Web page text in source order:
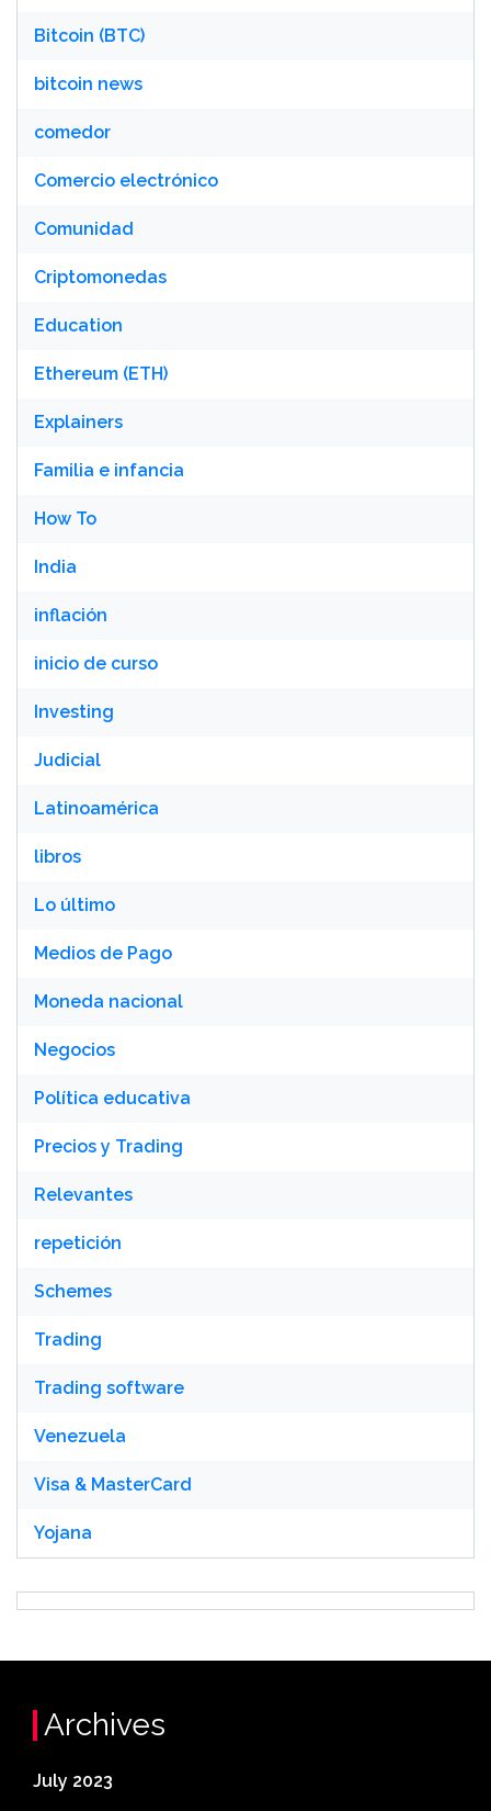
Bitcoin (BTC)
bitcoin news
comedor
Comercio electrónico
Comunidad
Criptomonedas
Education
Ethereum (ETH)
Explainers
Familia e infancia
How To
India
inflación
inicio de curso
Investing
Judicial
Latinoamérica
libros
Lo último
Medios de Pago
Moneda nacional
Negocios
Política educativa
Precios y Trading
Relevantes
repetición
Schemes
Trading
Trading software
Venezuela
Visa & MasterCard
Yojana
Archives
July 2023